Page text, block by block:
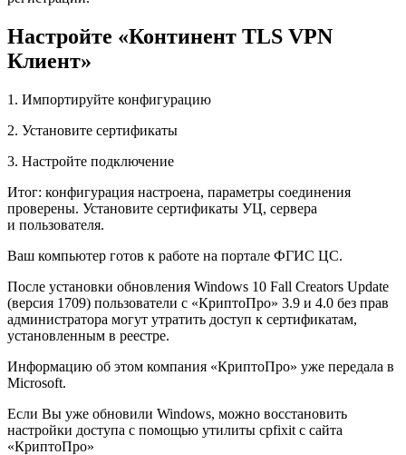
Настройте «Континент TLS VPN
Клиент»
1. Импортируйте конфигурацию
2. Установите сертификаты
3. Настройте подключение
Итог: конфигурация настроена, параметры соединения
проверены. Установите сертификаты УЦ, сервера
и пользователя.
Ваш компьютер готов к работе на портале ФГИС ЦС.
После установки обновления Windows 10 Fall Creators Update
(версия 1709) пользователи с «КриптоПро» 3.9 и 4.0 без прав
администратора могут утратить доступ к сертификатам,
установленным в реестре.
Информацию об этом компания «КриптоПро» уже передала в
Microsoft.
Если Вы уже обновили Windows, можно восстановить
настройки доступа с помощью утилиты cpfixit с сайта
«КриптоПро»